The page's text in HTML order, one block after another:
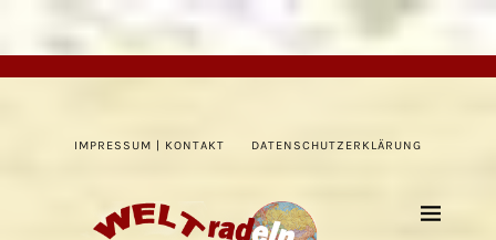
IMPRESSUM | KONTAKT DATENSCHUTZERKLÄRUNG